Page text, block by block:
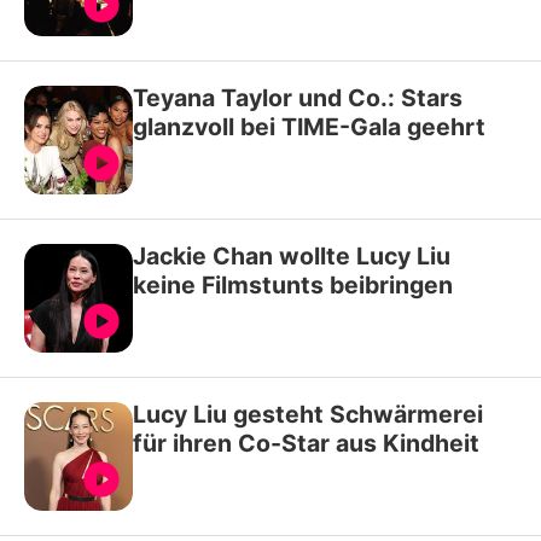
Teyana Taylor und Co.: Stars
glanzvoll bei TIME-Gala geehrt
Jackie Chan wollte Lucy Liu
keine Filmstunts beibringen
Lucy Liu gesteht Schwärmerei
für ihren Co-Star aus Kindheit